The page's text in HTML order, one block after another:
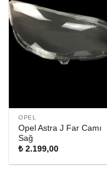
OPEL
Opel Astra J Far Camı
Sağ
₺ 2.199,00